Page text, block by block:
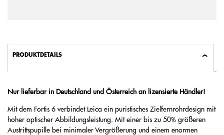
PRODUKTDETAILS
Nur lieferbar in Deutschland und Österreich an lizensierte Händler!
Mit dem Fortis 6 verbindet Leica ein puristisches Zielfernrohrdesign mit
hoher optischer Abbildungsleistung. Mit einer bis zu 50% größeren
Austrittspupille bei minimaler Vergrößerung und einem enormen